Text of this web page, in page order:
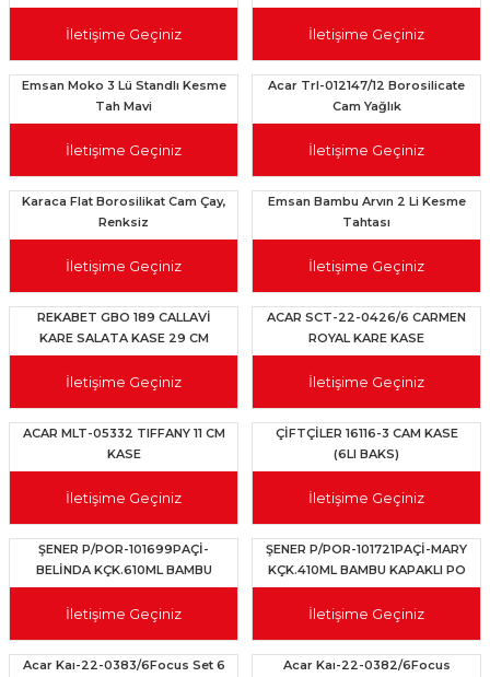
İletişime Geçiniz İletişime Geçiniz
Emsan Moko 3 Lü Standlı Kesme
Tah Mavi
İletişime Geçiniz
Acar Trl-012147/12 Borosilicate
Cam Yağlık
İletişime Geçiniz
Karaca Flat Borosilikat Cam Çay,
Renksiz
İletişime Geçiniz
Emsan Bambu Arvın 2 Li Kesme
Tahtası
İletişime Geçiniz
REKABET GBO 189 CALLAVİ
KARE SALATA KASE 29 CM
SİYAH GOLD
İletişime Geçiniz
ACAR SCT-22-0426/6 CARMEN
ROYAL KARE KASE
İletişime Geçiniz
ACAR MLT-05332 TIFFANY 11 CM
KASE
İletişime Geçiniz
ÇİFTÇİLER 16116-3 CAM KASE
(6LI BAKS)
İletişime Geçiniz
ŞENER P/POR-101699PAÇİ-
BELİNDA KÇK.610ML BAMBU
KAPAKLI P
İletişime Geçiniz
ŞENER P/POR-101721PAÇİ-MARY
KÇK.410ML BAMBU KAPAKLI PO
İletişime Geçiniz
Acar Kaı-22-0383/6Focus Set 6
Acar Kaı-22-0382/6Focus